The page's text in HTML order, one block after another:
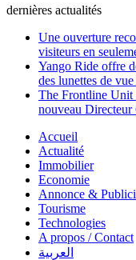
dernières actualités
Une ouverture
visiteurs en
Yango Ride offre
des lunettes de
The Frontline Unit
nouveau
Accueil
Actualité
Immobilier
Economie
Annonce &
Tourisme
Technologies
A propos / Contact
العربية